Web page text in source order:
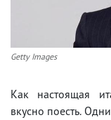
Getty Images
Как настоящая
вкусно поесть.